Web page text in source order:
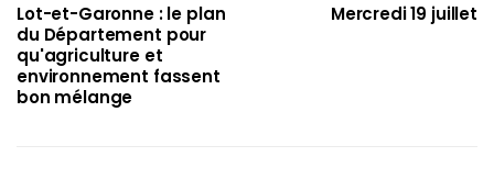
Lot-et-Garonne : le plan
du Département pour
qu'agriculture et
environnement fassent
bon mélange
Mercredi 19 juillet